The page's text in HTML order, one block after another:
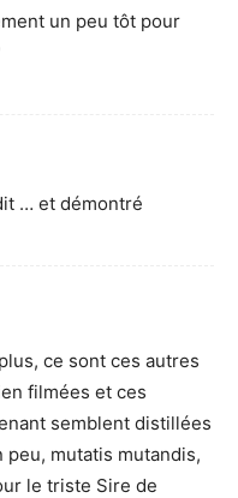
un peu tôt pour
… et démontré
ce sont ces autres
filmées et ces
semblent distillées
mutatis mutandis,
le triste Sire de